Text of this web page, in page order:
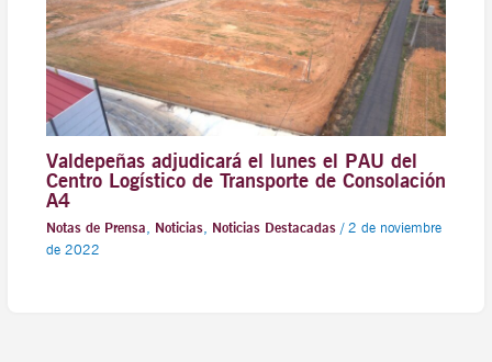
Valdepeñas adjudicará el lunes el PAU del
Centro Logístico de Transporte de Consolación
A4
Notas de Prensa Noticias, Noticias Destacadas/ 2 de noviembre
de 2022